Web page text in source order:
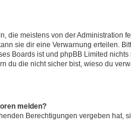
die meistens von der Administration
sie dir eine Verwarnung erteilen.
Boards ist und phpBB Limited
du die nicht sicher bist, wieso du
melden?
Berechtigungen vergeben hat,